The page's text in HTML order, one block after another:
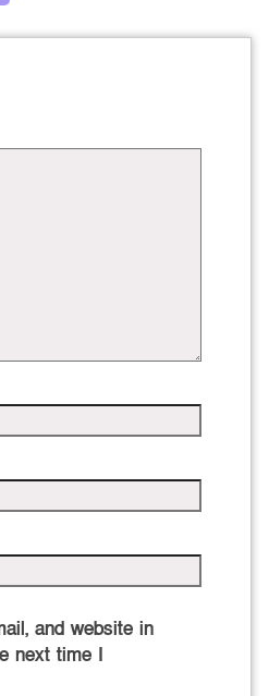
and website in
next time I